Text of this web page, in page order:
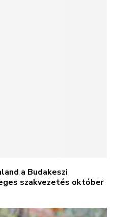
a Budakeszi
szakvezetés október